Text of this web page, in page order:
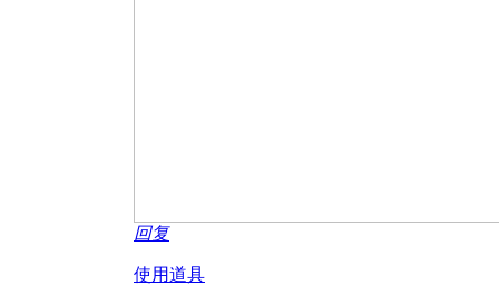
回复
使用道具